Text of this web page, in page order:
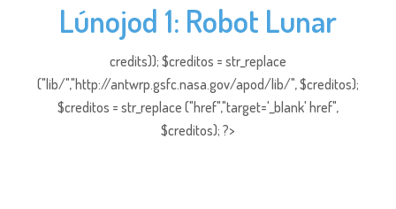
Lúnojod 1: Robot Lunar
credits)); $creditos = str_replace
("lib/","http://antwrp.gsfc.nasa.gov/apod/lib/", $creditos);
$creditos = str_replace ("href","target='_blank' href",
$creditos); ?>